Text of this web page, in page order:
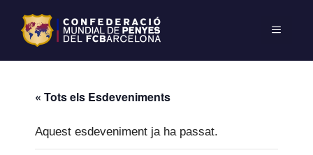
« Tots els Esdeveniments
Aquest esdeveniment ja ha passat.